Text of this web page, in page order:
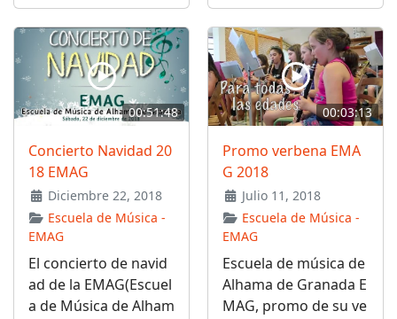
00:51:48
Concierto Navidad 20
18 EMAG
Diciembre 22, 2018
Escuela de Música -
EMAG
El concierto de navid
ad de la EMAG(Escuel
a de Música de Alham
00:03:13
Promo verbena EMA
G 2018
Julio 11, 2018
Escuela de Música -
EMAG
Escuela de música de
Alhama de Granada E
MAG, promo de su ve